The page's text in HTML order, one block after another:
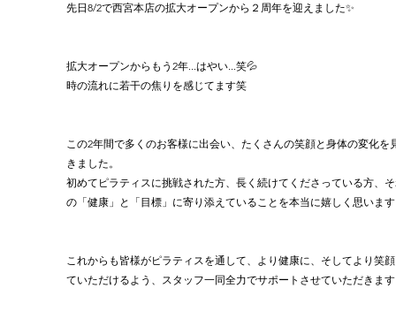
先日8/2で西宮本店の拡大オープンから２周年を迎えました✨
拡大オープンからもう2年...はやい...笑💦
時の流れに若干の焦りを感じてます笑
この2年間で多くのお客様に出会い、たくさんの笑顔と身体の変化を
きました。
初めてピラティスに挑戦された方、長く続けてくださっている方、
の「健康」と「目標」に寄り添えていることを本当に嬉しく思いま
これからも皆様がピラティスを通して、より健康に、そしてより笑
ていただけるよう、スタッフ一同全力でサポートさせていただきま